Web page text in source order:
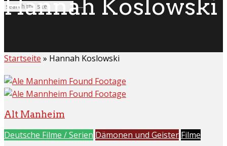
Hannah Koslowski
Startseite » Hannah Koslowski
Alt Manheim
Deutsche Filme / Serien Dämonen und Geister Filme